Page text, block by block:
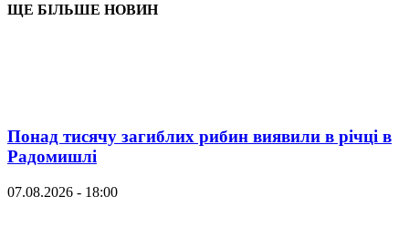
ЩЕ БІЛЬШЕ НОВИН
Понад тисячу загиблих рибин виявили в річці в
Радомишлі
07.08.2026 - 18:00